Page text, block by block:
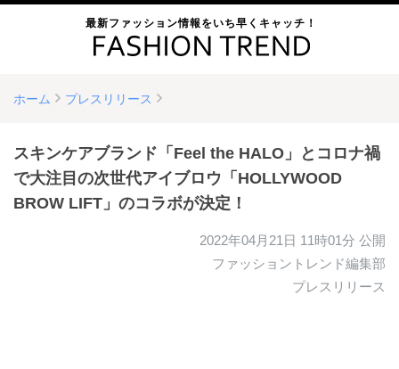
最新ファッション情報をいち早くキャッチ！
ホーム プレスリリース
スキンケアブランド「Feel the HALO」とコロナ禍
で大注目の次世代アイブロウ「HOLLYWOOD
BROW LIFT」のコラボが決定！
2022年04月21日 11時01分 公開
ファッショントレンド編集部
プレスリリース